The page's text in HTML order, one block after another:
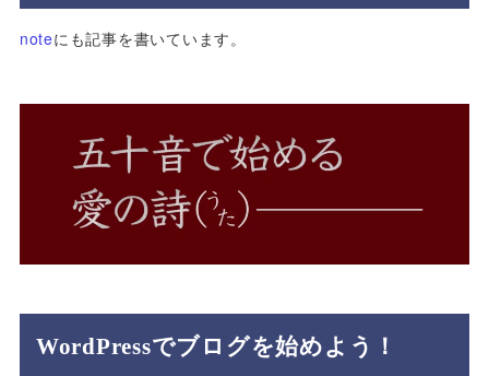
noteにも記事を書いています。
WordPressでブログを始めよう！